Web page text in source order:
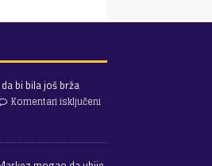
bi bila još brža
Komentari isključeni